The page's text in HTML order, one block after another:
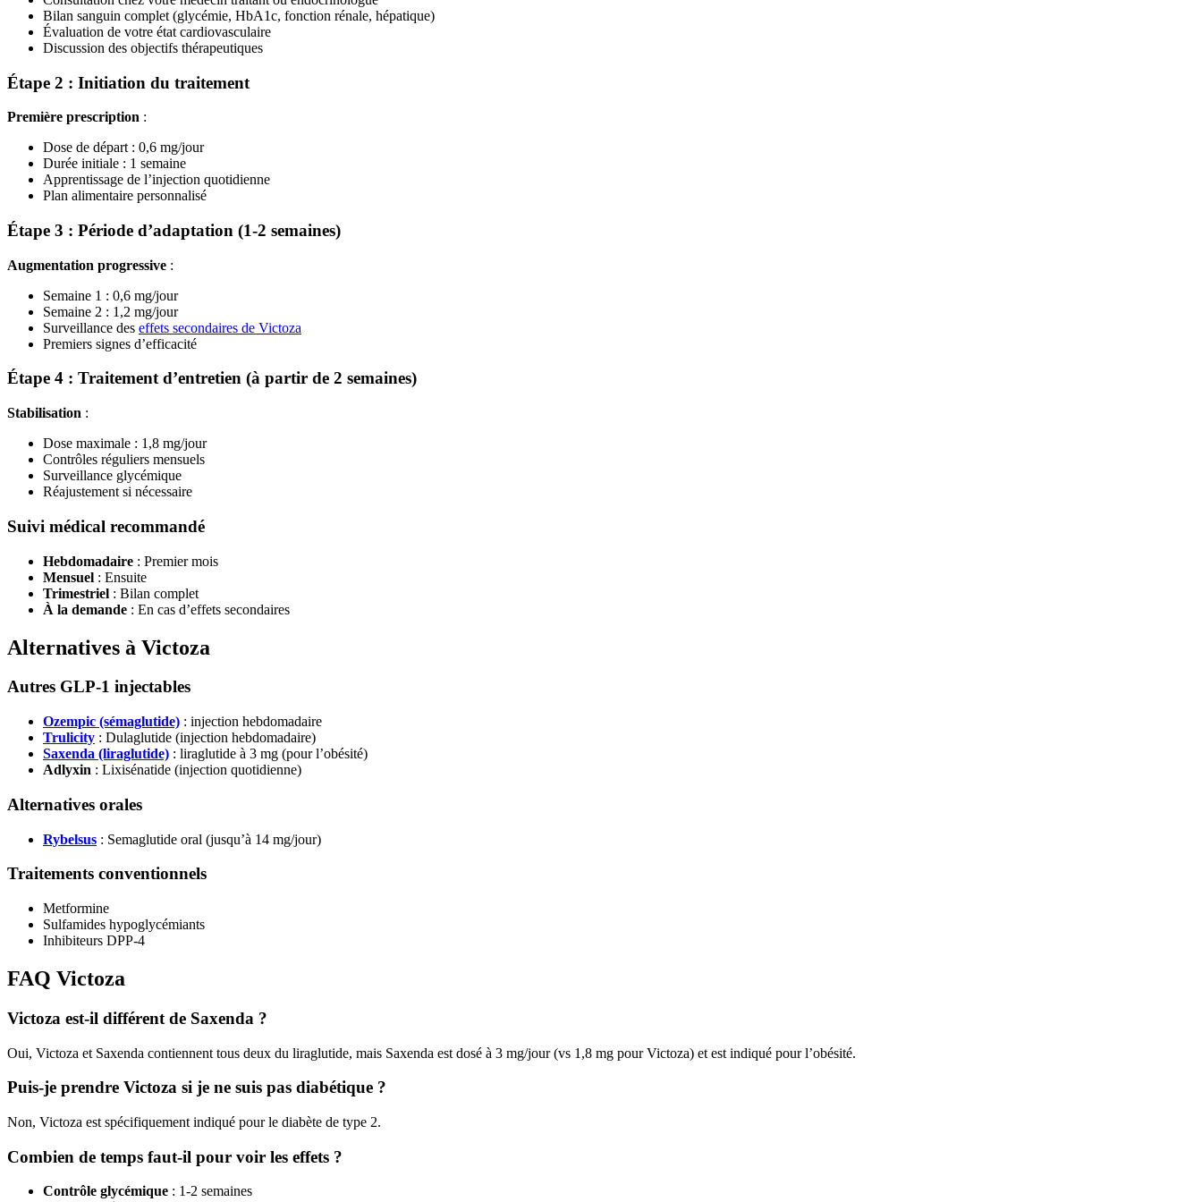
Bilan sanguin complet (glycémie, HbA1c, fonction rénale, hépatique)
Évaluation de votre état cardiovasculaire
Discussion des objectifs thérapeutiques
Étape 2 : Initiation du traitement
Première prescription :
Dose de départ : 0,6 mg/jour
Durée initiale : 1 semaine
Apprentissage de l’injection quotidienne
Plan alimentaire personnalisé
Étape 3 : Période d’adaptation (1-2 semaines)
Augmentation progressive :
Semaine 1 : 0,6 mg/jour
Semaine 2 : 1,2 mg/jour
Surveillance des effets secondaires de Victoza
Premiers signes d’efficacité
Étape 4 : Traitement d’entretien (à partir de 2 semaines)
Stabilisation :
Dose maximale : 1,8 mg/jour
Contrôles réguliers mensuels
Surveillance glycémique
Réajustement si nécessaire
Suivi médical recommandé
Hebdomadaire : Premier mois
Mensuel : Ensuite
Trimestriel : Bilan complet
À la demande : En cas d’effets secondaires
Alternatives à Victoza
Autres GLP-1 injectables
Ozempic (sémaglutide) : injection hebdomadaire
Trulicity : Dulaglutide (injection hebdomadaire)
Saxenda (liraglutide) : liraglutide à 3 mg (pour l’obésité)
Adlyxin : Lixisénatide (injection quotidienne)
Alternatives orales
Rybelsus : Semaglutide oral (jusqu’à 14 mg/jour)
Traitements conventionnels
Metformine
Sulfamides hypoglycémiants
Inhibiteurs DPP-4
FAQ Victoza
Victoza est-il différent de Saxenda ?
Oui, Victoza et Saxenda contiennent tous deux du liraglutide, mais Saxenda est dosé à 3 mg/jour (vs 1,8 mg pour Victoza) et est indiqué pour l’obésité.
Puis-je prendre Victoza si je ne suis pas diabétique ?
Non, Victoza est spécifiquement indiqué pour le diabète de type 2.
Combien de temps faut-il pour voir les effets ?
Contrôle glycémique : 1-2 semaines